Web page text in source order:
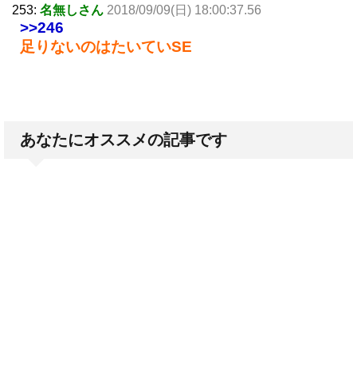
253: 名無しさん 2018/09/09(日) 18:00:37.56
>>246
足りないのはたいていSE
あなたにオススメの記事です